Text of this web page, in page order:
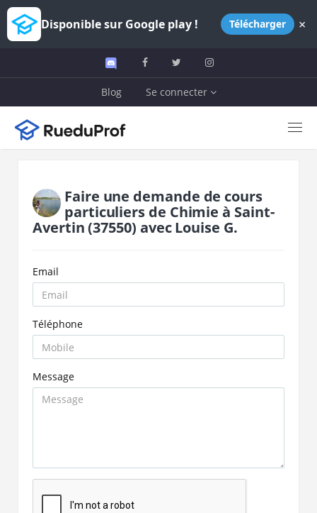
Disponible sur Google play ! Télécharger ×
Blog Se connecter
Faire une demande de cours
particuliers de Chimie à Saint-
Avertin(37550) avecLouise G.
Email
Téléphone
Message